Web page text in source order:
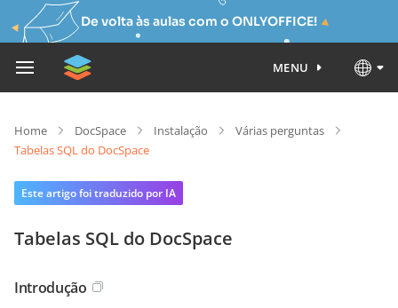
De volta às aulas com o ONLYOFFICE!
MENU
Home DocSpace Instalação
Várias perguntas
Tabelas SQL do DocSpace
Este artigo foi traduzido por IA
Tabelas SQL do DocSpace
Introdução